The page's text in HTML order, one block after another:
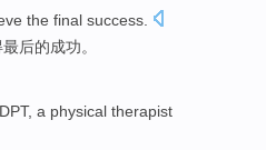
the final success
最后的成功。
a physical therapist